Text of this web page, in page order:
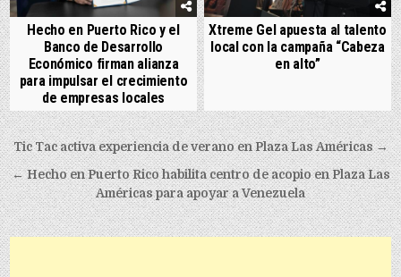
Hecho en Puerto Rico y el
Banco de Desarrollo
Económico firman alianza
para impulsar el crecimiento
de empresas locales
Xtreme Gel apuesta al talento
local con la campaña “Cabeza
en alto”
Post navigation
Tic Tac activa experiencia de verano en Plaza Las Américas →
← Hecho en Puerto Rico habilita centro de acopio en Plaza Las
Américas para apoyar a Venezuela